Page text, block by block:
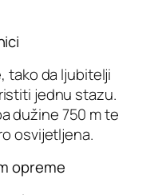
tako da ljubitelji
jednu stazu.
dužine 750 m te
osvijetljena.
opreme